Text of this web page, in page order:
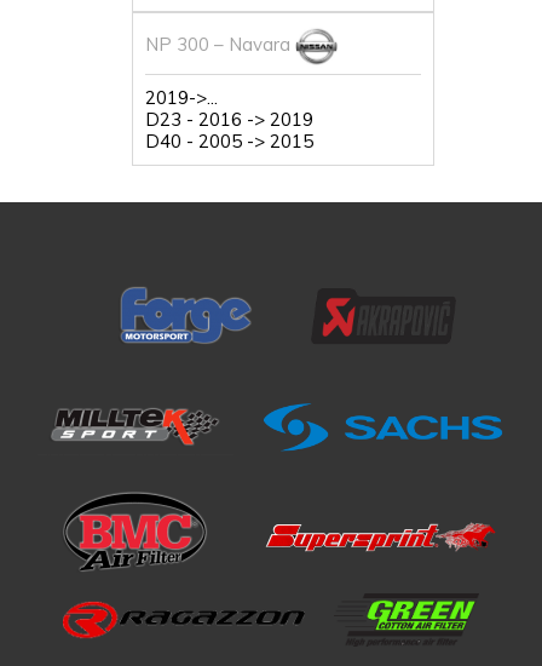
NP 300 – Navara
2019->...
D23 - 2016 -> 2019
D40 - 2005 -> 2015